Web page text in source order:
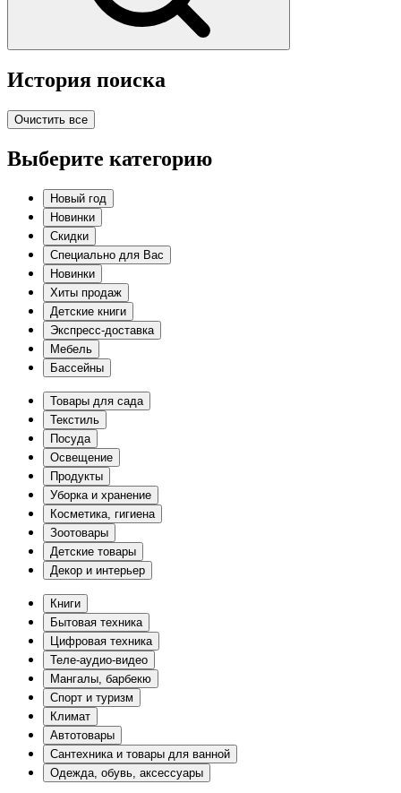
История поиска
Очистить все
Выберите категорию
Новый год
Новинки
Скидки
Специально для Вас
Новинки
Хиты продаж
Детские книги
Экспресс-доставка
Мебель
Бассейны
Товары для сада
Текстиль
Посуда
Освещение
Продукты
Уборка и хранение
Косметика, гигиена
Зоотовары
Детские товары
Декор и интерьер
Книги
Бытовая техника
Цифровая техника
Теле-аудио-видео
Мангалы, барбекю
Спорт и туризм
Климат
Автотовары
Сантехника и товары для ванной
Одежда, обувь, аксессуары